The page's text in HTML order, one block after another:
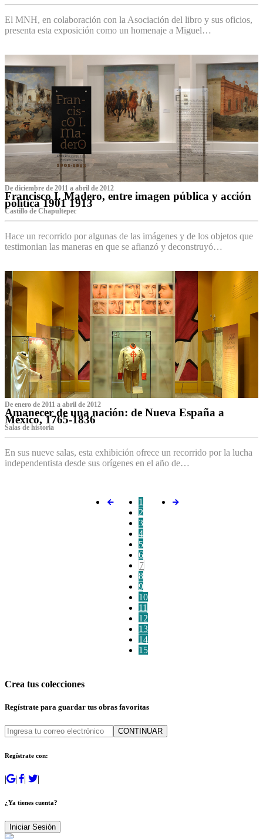
El MNH, en colaboración con la Asociación del libro y sus oficios,
presenta esta exposición como un homenaje a Miguel…
De diciembre de 2011 a abril de 2012
Francisco I. Madero, entre imagen pública y acción
política 1901 1913
Castillo de Chapultepec
Hace un recorrido por algunas de las imágenes y de los objetos que
testimonian las maneras en que se afianzó y deconstruyó…
De enero de 2011 a abril de 2012
Amanecer de una nación: de Nueva España a
México, 1765-1836
Salas de historia
En sus nueve salas, esta exhibición ofrece un recorrido por la lucha
independentista desde sus orígenes en el año de…
1
2
3
4
5
6
7
8
9
10
11
12
13
14
15
Crea tus colecciones
Regístrate para guardar tus obras favoritas
CONTINUAR
Regístrate con:
| | | |
¿Ya tienes cuenta?
Iniciar Sesión